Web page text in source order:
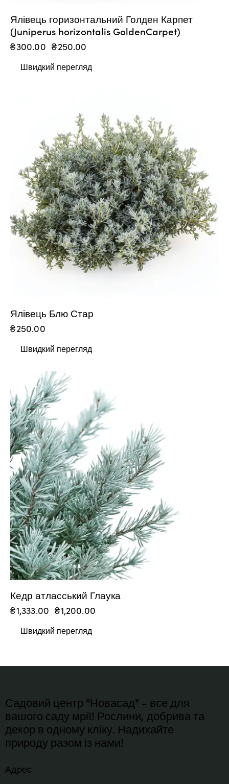
Ялівець горизонтальний Голден Карпет
(Juniperus horizontalis GoldenCarpet)
₴300.00 ₴250.00
Швидкий перегляд
Ялівець Блю Стар
₴250.00
Швидкий перегляд
-10%
Кедр атласський Глаука
₴1,333.00 ₴1,200.00
Швидкий перегляд
Садовий центр "Новасад" - все для
вашого саду мрії! Рослини, добрива та
декор в одному кліку. Надихайте
природу разом із нами!
Адрес